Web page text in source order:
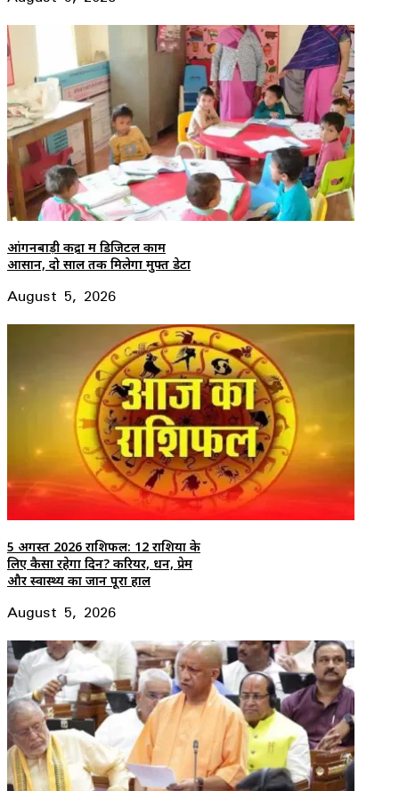
आंगनबाड़ी केंद्रों में डिजिटल काम
आसान, दो साल तक मिलेगा मुफ्त डेटा
August 5, 2026
5 अगस्त 2026 राशिफल: 12 राशियों के
लिए कैसा रहेगा दिन? करियर, धन, प्रेम
और स्वास्थ्य का जानें पूरा हाल
August 5, 2026